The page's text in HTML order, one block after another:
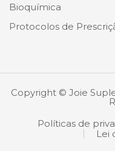
Bioquímica
Protocolos de
Copyright © Joie
Políticas de
Lei